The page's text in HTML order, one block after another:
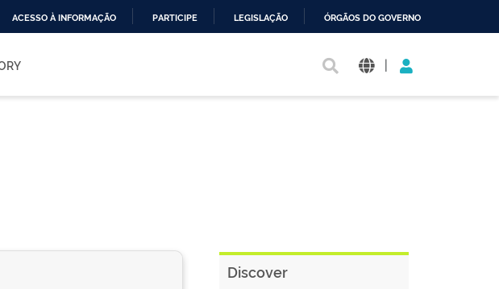
ACESSO À INFORMAÇÃO PARTICIPE LEGISLAÇÃO ÓRGÃOS DO GOVERNO
|
Discover